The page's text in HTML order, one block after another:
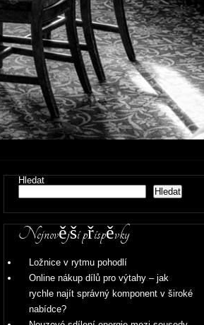
Hledat
Hledat
Nejnovější příspěvky
Ložnice v rytmu pohodlí
Online nákup dílů pro výtahy – jak
rychle najít správný komponent v široké
nabídce?